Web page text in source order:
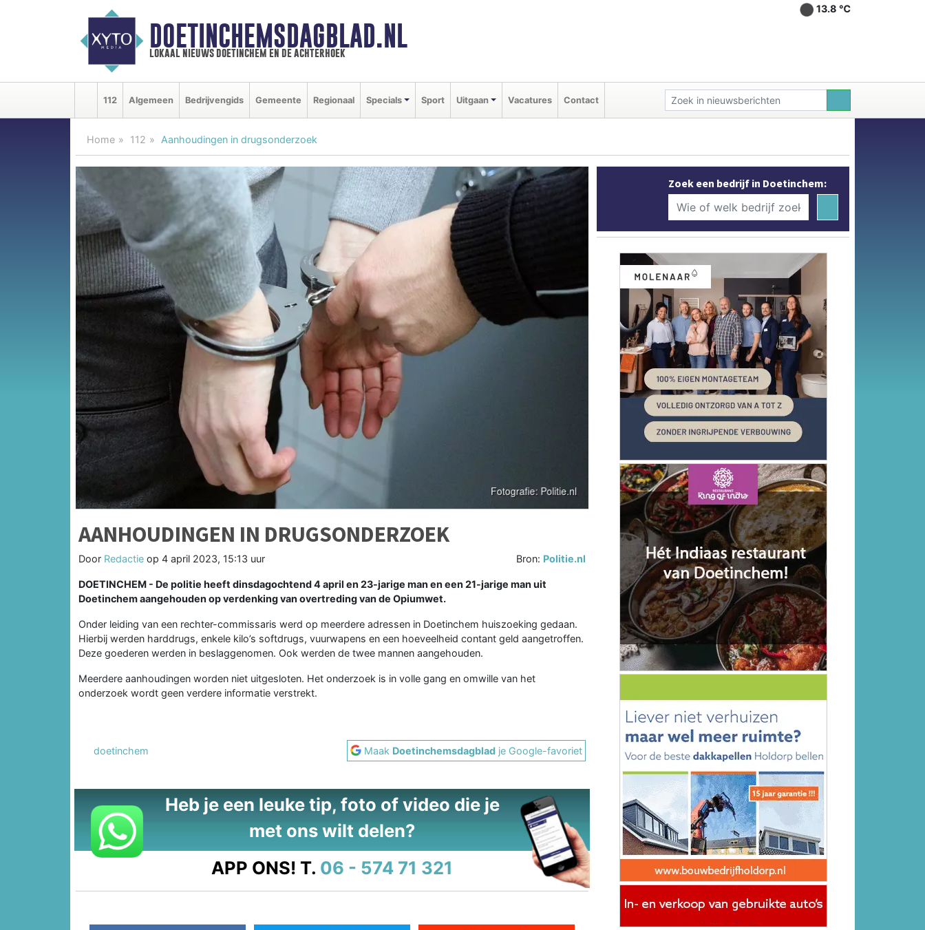
DOETINCHEMSDAGBLAD.NL
lokaal nieuws doetinchem en de achterhoek
13.8 ℃
112 Algemeen Bedrijvengids Gemeente Regionaal Specials Sport Uitgaan Vacatures Contact
Home 112 Aanhoudingen in drugsonderzoek
AANHOUDINGEN IN DRUGSONDERZOEK
Door Redactie op 4 april 2023, 15:13 uur Bron: Politie.nl
DOETINCHEM - De politie heeft dinsdagochtend 4 april en 23-jarige man en een 21-jarige man uit
Doetinchem aangehouden op verdenking van overtreding van de Opiumwet.
Onder leiding van een rechter-commissaris werd op meerdere adressen in Doetinchem huiszoeking gedaan.
Hierbij werden harddrugs, enkele kilo’s softdrugs, vuurwapens en een hoeveelheid contant geld aangetroffen.
Deze goederen werden in beslaggenomen. Ook werden de twee mannen aangehouden.
Meerdere aanhoudingen worden niet uitgesloten. Het onderzoek is in volle gang en omwille van het
onderzoek wordt geen verdere informatie verstrekt.
doetinchem Maak Doetinchemsdagblad je Google-favoriet
Heb je een leuke tip, foto of video die je
met ons wilt delen?
APP ONS! T. 06 - 574 71 321
Zoek een bedrijf in Doetinchem: